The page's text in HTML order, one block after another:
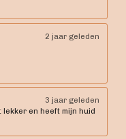
2 jaar geleden
3 jaar geleden
en heeft mijn huid